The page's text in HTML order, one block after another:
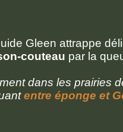
Gleen attrappe
couteau par la
dans les prairies
entre éponge et